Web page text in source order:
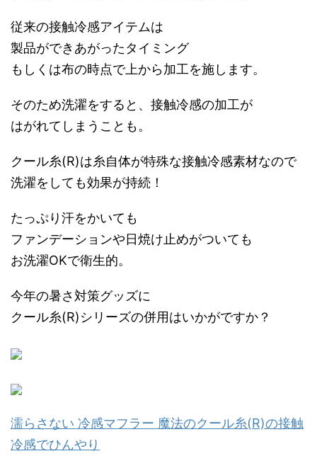
従来の接触冷感アイテムは
製品ができあがったタイミング
もしくは布の時点で上から加工を施します。
そのため洗濯をすると、接触冷感の加工が
はがれてしまうことも。
クール糸(R)は糸自体が特殊な接触冷感素材なので
洗濯をしても効果が持続！
たっぷり汗をかいても
ファンデーションや日焼け止めがついても
お洗濯OKで衛生的。
今年の暑さ対策グッズに
クール糸(R)シリーズの併用はいかがですか？
濡らさない 冷感マフラー 魔法のクール糸(R)の接触
冷感でひんやり